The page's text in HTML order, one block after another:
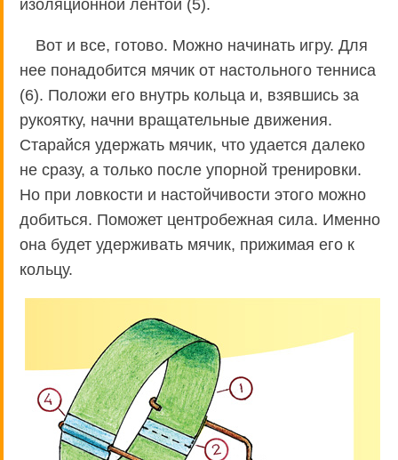
изоляционной лентой (5).
Вот и все, готово. Можно начинать игру. Для
нее понадобится мячик от настольного тенниса
(6). Положи его внутрь кольца и, взявшись за
рукоятку, начни вращательные движения.
Старайся удержать мячик, что удается далеко
не сразу, а только после упорной тренировки.
Но при ловкости и настойчивости этого можно
добиться. Поможет центробежная сила. Именно
она будет удерживать мячик, прижимая его к
кольцу.